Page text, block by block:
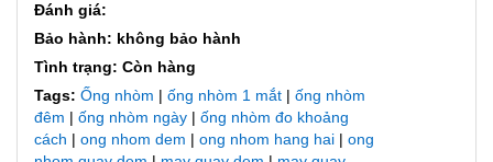
Đánh giá:
Bảo hành: không bảo hành
Tình trạng: Còn hàng
Tags: Ống nhòm | ống nhòm 1 mắt | ống nhòm
đêm | ống nhòm ngày | ống nhòm đo khoảng
cách | ong nhom dem | ong nhom hang hai | ong